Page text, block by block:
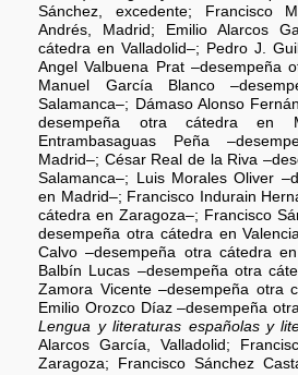
Sánchez, excedente; Francisco
Andrés, Madrid; Emilio Alarcos
cátedra en Valladolid–; Pedro J.
Angel Valbuena Prat –desempeña
Manuel García Blanco
Salamanca–; Dámaso Alonso
desempeña otra cátedra en
Entrambasaguas Peña
Madrid–; César Real de la Riva
Salamanca–; Luis Morales Oliver
en Madrid–; Francisco Indurain
cátedra en Zaragoza–; Francisco
desempeña otra cátedra en
Calvo –desempeña otra cátedra
Balbín Lucas –desempeña otra
Zamora Vicente –desempeña otra
Emilio Orozco Díaz –desempeña
Lengua y literaturas españolas y
Alarcos García, Valladolid;
Zaragoza; Francisco Sánchez